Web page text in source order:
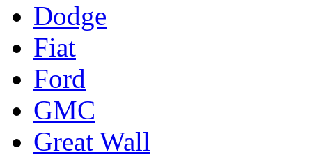
Dodge
Fiat
Ford
GMC
Great Wall